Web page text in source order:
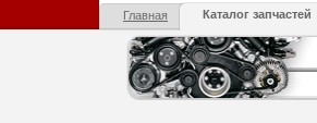
Главная Каталог запчастей